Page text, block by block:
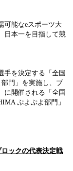
可能なeスポーツ大
日本一を目指して競
手を決定する「全国
門」を実施し、ブ
に開催される「全国
ぷよぷよ部門」
ックの代表決定戦